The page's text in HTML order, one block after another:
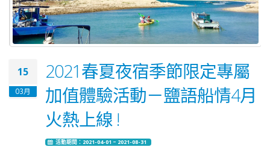
15
03月
2021春夏夜宿季節限定專屬
加值體驗活動－鹽語船情4月
火熱上線 !
活動期間：2021-04-01 ~ 2021-08-31